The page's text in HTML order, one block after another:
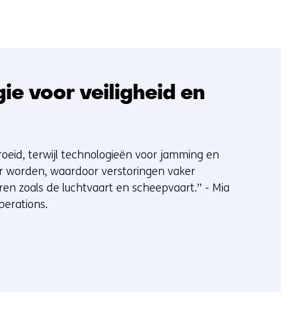
voor veiligheid en
terwijl technologieën voor jamming en
worden, waardoor verstoringen vaker
zoals de luchtvaart en scheepvaart.” - Mia